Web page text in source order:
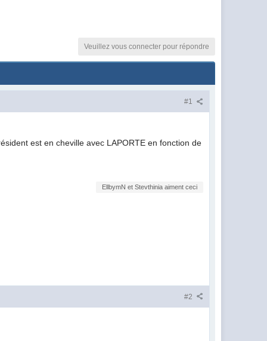
Veuillez vous connecter pour répondre
#1
est en cheville avec LAPORTE en fonction de
EllbymN et Stevthinia aiment ceci
#2